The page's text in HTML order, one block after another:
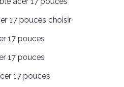
17 pouces choisir
17 pouces
17 pouces
17 pouces